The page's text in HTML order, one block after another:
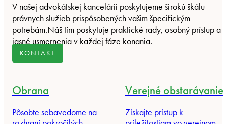
V našej advokátskej kancelárii poskytujeme širokú škálu
právnych služieb prispôsobených vašim špecifickým
potrebám.Náš tím poskytuje praktické rady, osobný prístup a
jasné usmernenia v každej fáze konania.
KONTAKT
Obrana
Pôsobte sebavedome na
Verejné obstarávanie
Získajte prístup k